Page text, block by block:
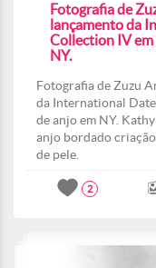
Fotografia de
lançamento da
Collection IV
NY.
Fotografia de Zuzu
da International
de anjo em NY.
anjo bordado criação
de pele.
2